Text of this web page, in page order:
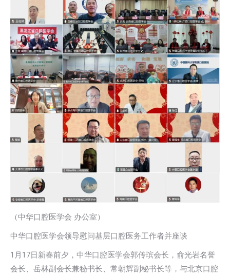
（中华口腔医学会 办公室）
中华口腔医学会领导慰问基层口腔医务工作者并座谈
1月17日新春前夕，中华口腔医学会郭传瑸会长，俞光岩名誉
会长、岳林副会长兼秘书长、常朝辉副秘书长等，与北京口腔